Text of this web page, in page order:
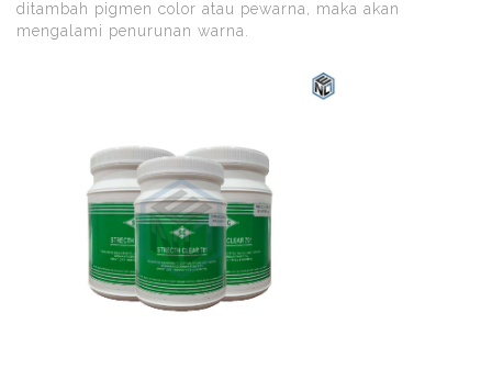
ditambah pigmen color atau pewarna, maka akan
mengalami penurunan warna.